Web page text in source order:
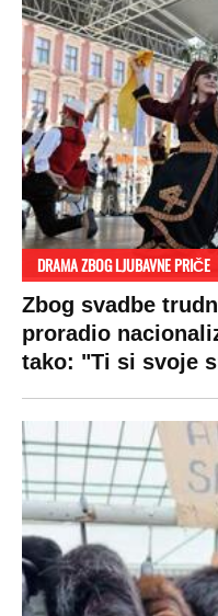
DRAMA ZBOG LJUBAVNE PRIČE
Zbog svadbe
proradio
tako: "Ti si svoje